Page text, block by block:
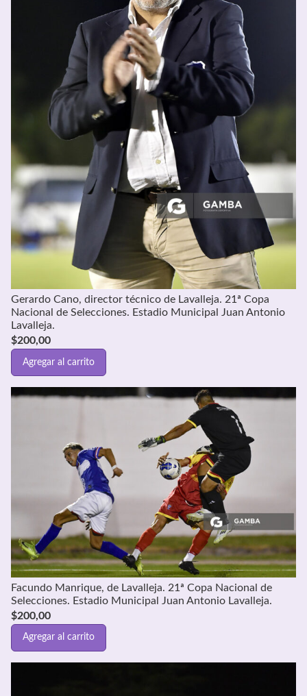
Gerardo Cano, director técnico de Lavalleja. 21ª Copa
Nacional de Selecciones. Estadio Municipal Juan Antonio
Lavalleja.
$200,00
Agregar al carrito
Facundo Manrique, de Lavalleja. 21ª Copa Nacional de
Selecciones. Estadio Municipal Juan Antonio Lavalleja.
$200,00
Agregar al carrito